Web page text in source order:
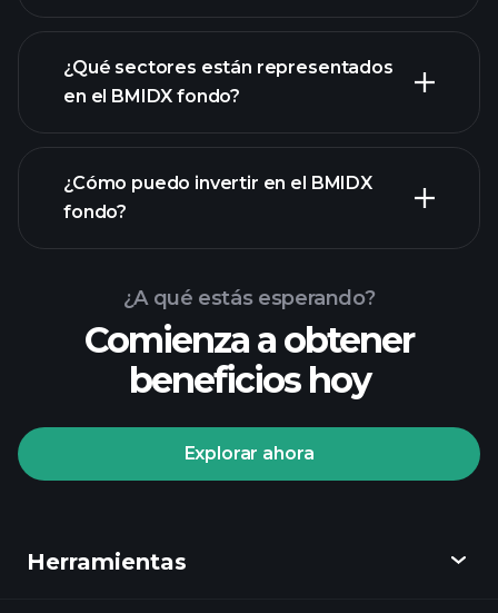
participaciones
participaciones
¿Qué sectores están representados
en el BMIDX fondo?
¿Cómo puedo invertir en el BMIDX
fondo?
¿A qué estás esperando?
Comienza a obtener
beneficios hoy
Explorar ahora
Herramientas